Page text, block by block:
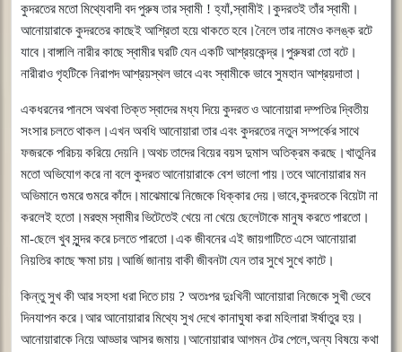
কুদরতেরমতোমিথ্যেবাদীবদপুরুষতারস্বামী !হ্যাঁ,স্বামীই।কুদরতইতাঁরস্বামী।
আনোয়ারাকেকুদরতেরকাছেইআশ্রিতাহয়েথাকতেহবে।নৈলেতারনামেওকলঙ্করটে
যাবে।বাঙ্গালিনারীরকাছেস্বামীরঘরটিযেনএকটিআশ্রয়কেন্দ্র।পুরুষরাতোবটে।
নারীরাওগৃহটিকেনিরাপদআশ্রয়স্থলভাবেএবং স্বামীকেভাবেসুমহানআশ্রয়দাতা।
একধরনেরপানসেঅথবাতিক্তস্বাদেরমধ্যদিয়েকুদরতওআনোয়ারাদম্পতিরদ্বিতীয়
সংসারচলতেথাকল।এখনঅবধিআনোয়ারাতারএবং কুদরতেরনতুনসম্পর্কেরসাথে
ফজরকেপরিচয়করিয়েদেয়নি।অথচতাদেরবিয়েরবয়সদুমাসঅতিক্রমকরছে।খাতুনির
মতোঅভিযোগকরেনাবলেকুদরতআনোয়ারাকেবেশভালোপায়।তবেআনোয়ারারমন
অভিমানেগুমরেগুমরেকাঁদে।মাঝেমাঝেনিজেকেধিক্কারদেয়।ভাবে,কুদরতকেবিয়েটানা
করলেইহতো।মরহুমস্বামীরভিটেতেইখেয়েনাখেয়েছেলেটাকেমানুষকরতেপারতো।
মা-ছেলেখুবসুন্দরকরেচলতেপারতো।একজীবনেরএইজায়গাটিতেএসেআনোয়ারা
নিয়তিরকাছেক্ষমাচায়।আর্জিজানায়বাকীজীবনটাযেনতারসুখেসুখেকাটে।
কিন্তুসুখকীআরসহসাধরাদিতেচায় ? অতঃপরদুঃখিনীআনোয়ারানিজেকেসুখীভেবে
দিনযাপনকরে।আরআনোয়ারারমিথ্যেসুখদেখেকানাঘুষাকরামহিলারাঈর্ষাতুরহয়।
আনোয়ারাকেনিয়েআড্ডারআসরজমায়।আনোয়ারারআগমনটেরপেলে,অন্যবিষয়েকথা